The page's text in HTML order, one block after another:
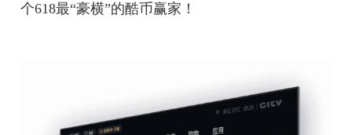
个618最“豪横”的酷币赢家！